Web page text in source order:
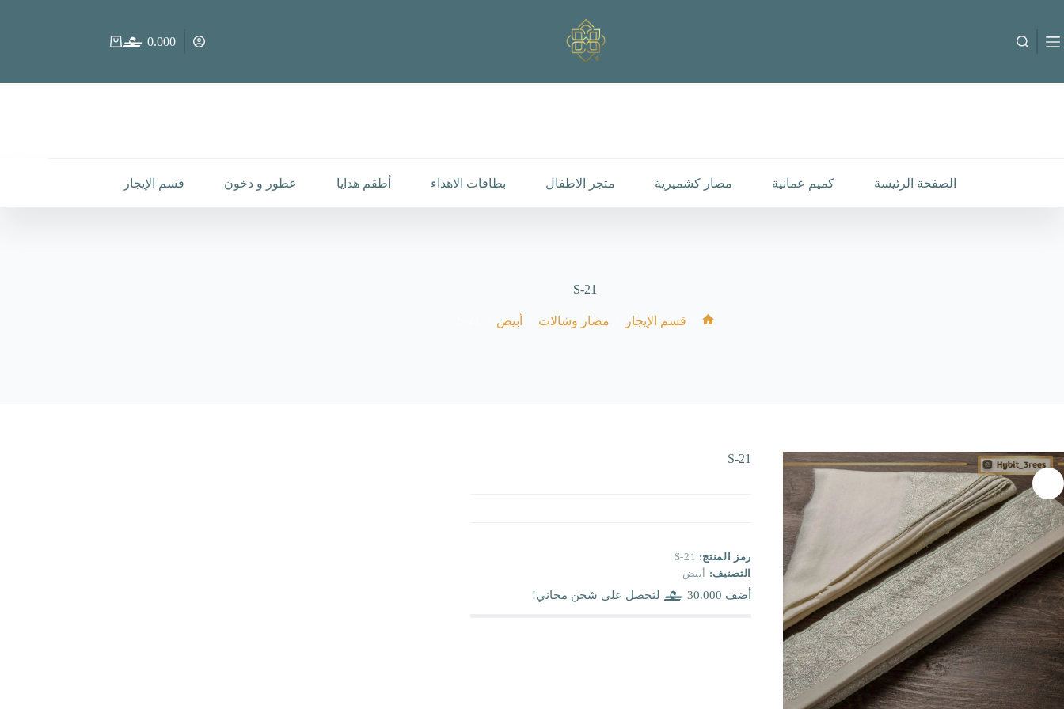
المحتوى
عربة
0.000
الصفحة الرئيسة كميم عمانية مصار كشميرية متجر الاطفال بطاقات الاهداء أطقم هدايا عطور و دخون قسم الإيجار
S-21
قسم الإيجار مصار وشالات أبيض
S-21
رمز المنتج: S-21
التصنيف: أبيض
أضف 30.000 لتحصل على شحن مجاني!